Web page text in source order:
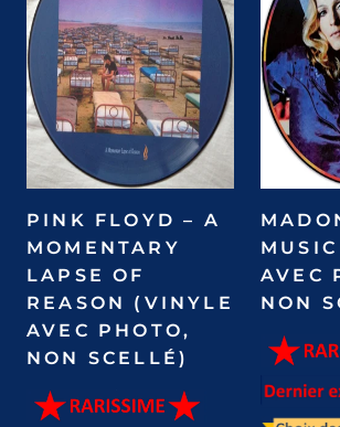
PINK FLOYD – A
MOMENTARY
LAPSE OF
REASON (VINYLE
AVEC PHOTO,
NON SCELLÉ)
AVEC
NON